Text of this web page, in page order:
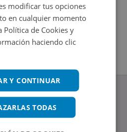
ANTONIO OJEDA 9
modificar tus opciones
en cualquier momento
Política de Cookies y
haciendo clic
Y CONTINUAR
TODAS